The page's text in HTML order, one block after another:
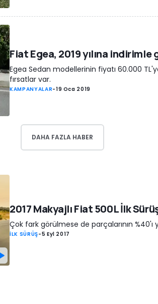
Fiat Egea, 2019 yılına indirimle
Egea Sedan modellerinin fiyatı 60.000
fırsatlar var.
KAMPANYALAR-19 Oca 2019
DAHA FAZLA HABER
2017 Makyajlı Fiat 500L İlk
Çok fark görülmese de parçalarının %40'ı
İLK SÜRÜŞ-5 Eyl 2017